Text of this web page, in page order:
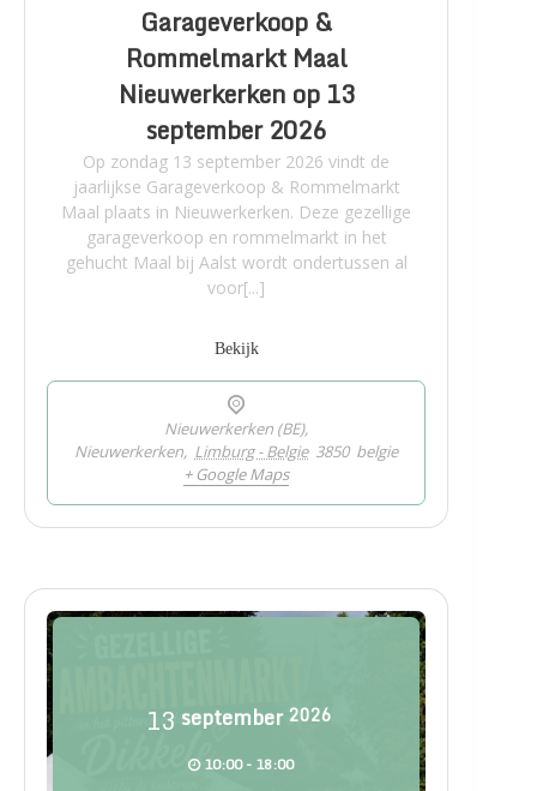
Garageverkoop &
Rommelmarkt Maal
Nieuwerkerken op 13
september 2026
Op zondag 13 september 2026 vindt de
jaarlijkse Garageverkoop & Rommelmarkt
Maal plaats in Nieuwerkerken. Deze gezellige
garageverkoop en rommelmarkt in het
gehucht Maal bij Aalst wordt ondertussen al
voor[...]
Bekijk
Nieuwerkerken (BE),
Nieuwerkerken, Limburg - Belgie 3850 belgie
+ Google Maps
13 september 2026
10:00 - 18:00